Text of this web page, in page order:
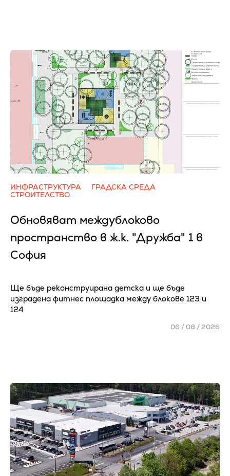
ИНФРАСТРУКТУРА
ГРАДСКА СРЕДА
СТРОИТЕЛСТВО
Обновяват междублоково
пространство в ж.к. "Дружба" 1 в
София
Ще бъде реконструирана детска и ще бъде
изградена фитнес площадка между блокове 123 и
124
06 / 08 / 2026